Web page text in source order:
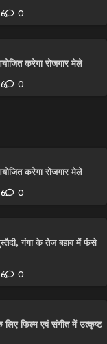
0
करेगा रोजगार मेले
0
करेगा रोजगार मेले
0
गंगा के तेज बहाव में फंसे
0
फिल्म एवं संगीत में उत्कृष्ट